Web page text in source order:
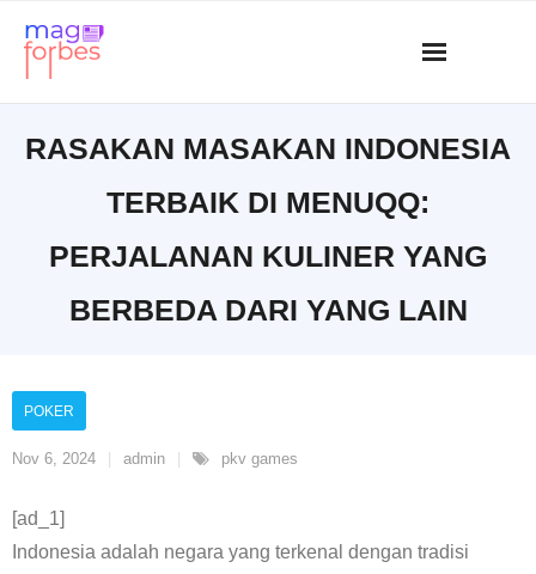
content
RASAKAN MASAKAN INDONESIA
TERBAIK DI MENUQQ:
PERJALANAN KULINER YANG
BERBEDA DARI YANG LAIN
Nov 6, 2024 admin
POKER
pkv games
[ad_1]
Indonesia adalah negara yang terkenal dengan tradisi